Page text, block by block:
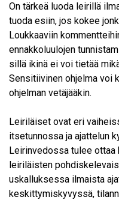
On tärkeä luoda leirillä
tuoda esiin, jos kokee
Loukkaaviin
ennakkoluulojen
sillä ikinä ei voi tietää
Sensitiivinen ohjelma voi
ohjelman vetäjääkin.
Leiriläiset ovat eri
itsetunnossa ja ajattelun
Leirinvedossa tulee ottaa
leiriläisten
uskalluksessa ilmaista
keskittymiskyvyssä,